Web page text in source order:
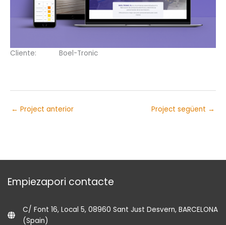
Cliente: Boel-Tronic
← Project anterior Project següent →
Empiezapori contacte
C/ Font 16, Local 5, 08960 Sant Just Desvern, BARCELONA
(Spain)